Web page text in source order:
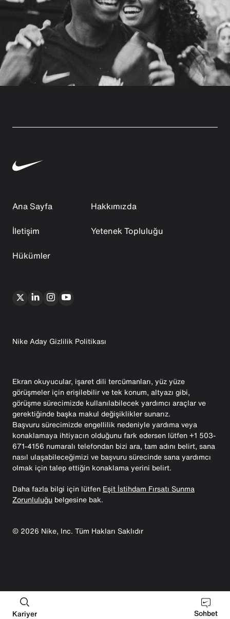
Ana Sayfa
Hakkımızda
İletişim
Yetenek Topluluğu
Hükümler
Nike Aday Gizlilik Politikası
Ekran okuyucular, işaret dili tercümanları, yüz yüze
görüşmeler için erişilebilir ve tek konum, altyazı gibi,
görüşme sürecimizde kullanılabilecek yardımcı araçlar ve
gerektiğinde başka makul değişiklikler sunarız.
Başvuru sürecimizde engellilik nedeniyle yardıma veya
konaklamaya ihtiyacın olduğunu fark edersen lütfen +1 503-
671-4156 numaralı telefondan bizi ara, tam adını belirt, sana
nasıl ulaşabileceğimizi ve başvuru sürecinde sana yardımcı
olmak için talep ettiğin konaklama yerini belirt.
Daha fazla bilgi için lütfen Eşit İstihdam Fırsatı Sunma
Zorunluluğu belgesine bak.
© 2026 Nike, Inc. Tüm Hakları Saklıdır
Kariyer Sohbet